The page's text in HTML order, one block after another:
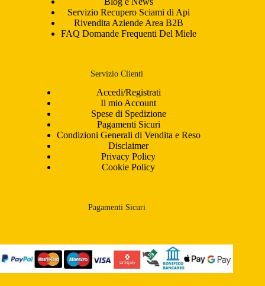
Servizio Recupero Sciami di Api
Rivendita Aziende Area B2B
FAQ Domande Frequenti Del Miele
Servizio Clienti
Accedi/Registrati
Il mio Account
Spese di Spedizione
Pagamenti Sicuri
Condizioni Generali di Vendita e Reso
Disclaimer
Privacy Policy
Cookie Policy
Pagamenti Sicuri